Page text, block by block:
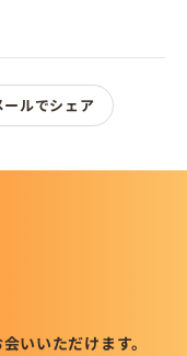
ールでシェア
いいただけます。